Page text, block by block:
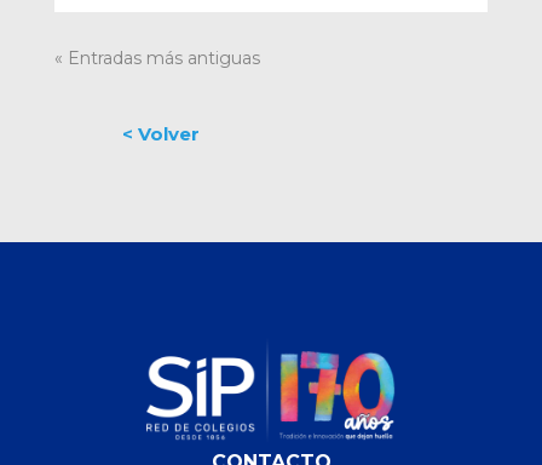
« Entradas más antiguas